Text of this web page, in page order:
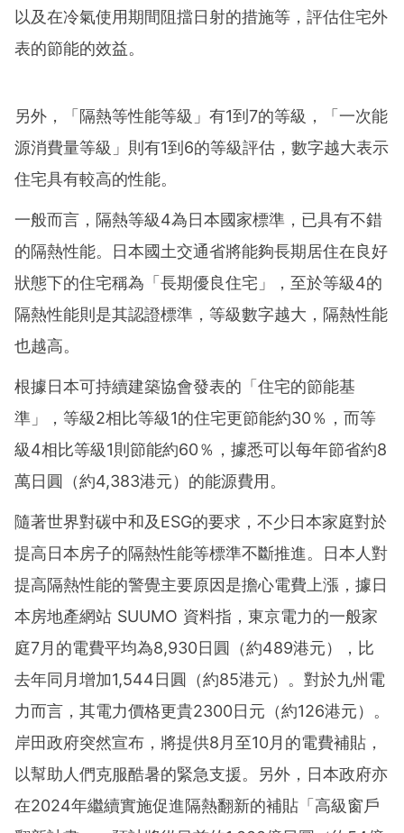
以及在冷氣使用期間阻擋日射的措施等，評估住宅外
表的節能的效益。
另外，「隔熱等性能等級」有1到7的等級，「一次能
源消費量等級」則有1到6的等級評估，數字越大表示
住宅具有較高的性能。
一般而言，隔熱等級4為日本國家標準，已具有不錯
的隔熱性能。日本國土交通省將能夠長期居住在良好
狀態下的住宅稱為「長期優良住宅」，至於等級4的
隔熱性能則是其認證標準，等級數字越大，隔熱性能
也越高。
根據日本可持續建築協會發表的「住宅的節能基
準」，等級2相比等級1的住宅更節能約30％，而等
級4相比等級1則節能約60％，據悉可以每年節省約8
萬日圓（約4,383港元）的能源費用。
隨著世界對碳中和及ESG的要求，不少日本家庭對於
提高日本房子的隔熱性能等標準不斷推進。日本人對
提高隔熱性能的警覺主要原因是擔心電費上漲，據日
本房地產網站 SUUMO 資料指，東京電力的一般家
庭7月的電費平均為8,930日圓（約489港元），比
去年同月增加1,544日圓（約85港元）。對於九州電
力而言，其電力價格更貴2300日元（約126港元）。
岸田政府突然宣布，將提供8月至10月的電費補貼，
以幫助人們克服酷暑的緊急支援。另外，日本政府亦
在2024年繼續實施促進隔熱翻新的補貼「高級窗戶